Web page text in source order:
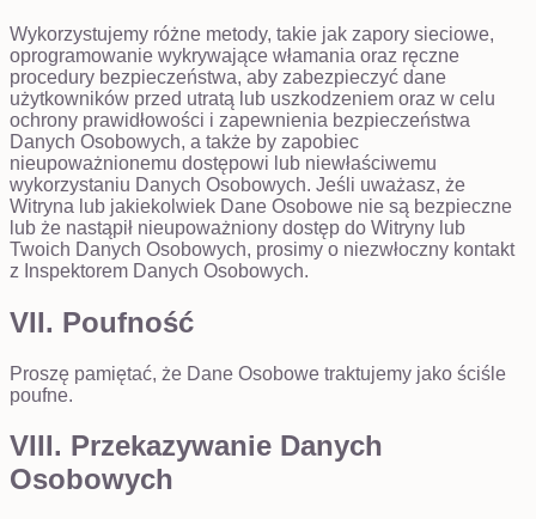
Wykorzystujemy różne metody, takie jak zapory sieciowe,
oprogramowanie wykrywające włamania oraz ręczne
procedury bezpieczeństwa, aby zabezpieczyć dane
użytkowników przed utratą lub uszkodzeniem oraz w celu
ochrony prawidłowości i zapewnienia bezpieczeństwa
Danych Osobowych, a także by zapobiec
nieupoważnionemu dostępowi lub niewłaściwemu
wykorzystaniu Danych Osobowych. Jeśli uważasz, że
Witryna lub jakiekolwiek Dane Osobowe nie są bezpieczne
lub że nastąpił nieupoważniony dostęp do Witryny lub
Twoich Danych Osobowych, prosimy o niezwłoczny kontakt
z Inspektorem Danych Osobowych.
VII. Poufność
Proszę pamiętać, że Dane Osobowe traktujemy jako ściśle
poufne.
VIII. Przekazywanie Danych
Osobowych